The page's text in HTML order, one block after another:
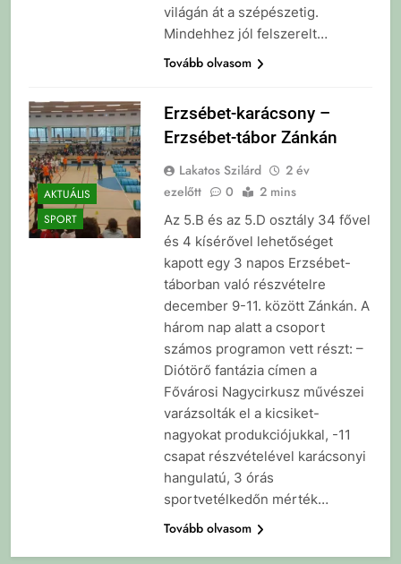
világán át a szépészetig.
Mindehhez jól felszerelt…
Tovább olvasom
AKTUÁLIS
SPORT
Erzsébet-karácsony –
Erzsébet-tábor Zánkán
Lakatos Szilárd
2 év
ezelőtt
0 2 mins
Az 5.B és az 5.D osztály 34 fővel
és 4 kísérővel lehetőséget
kapott egy 3 napos Erzsébet-
táborban való részvételre
december 9-11. között Zánkán. A
három nap alatt a csoport
számos programon vett részt: –
Diótörő fantázia címen a
Fővárosi Nagycirkusz művészei
varázsolták el a kicsiket-
nagyokat produkciójukkal, -11
csapat részvételével karácsonyi
hangulatú, 3 órás
sportvetélkedőn mérték…
Tovább olvasom